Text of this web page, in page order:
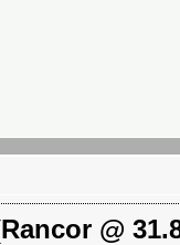
@